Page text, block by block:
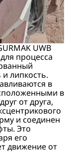
UWB
процесса
липкость.
в
в
от друга,
и соединен
Это
его
движение от